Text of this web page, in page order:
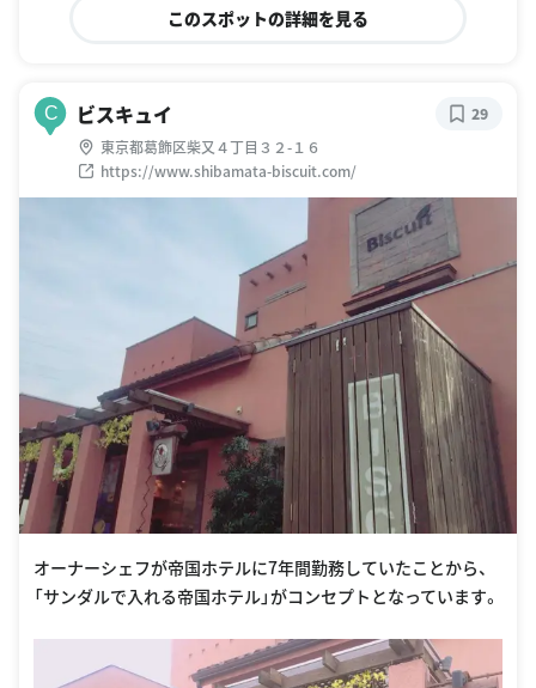
このスポットの詳細を見る
C ビスキュイ
東京都葛飾区柴又４丁目３２-１６
https://www.shibamata-biscuit.com/
29
オーナーシェフが帝国ホテルに7年間勤務していたことから、
「サンダルで入れる帝国ホテル」がコンセプトとなっています。